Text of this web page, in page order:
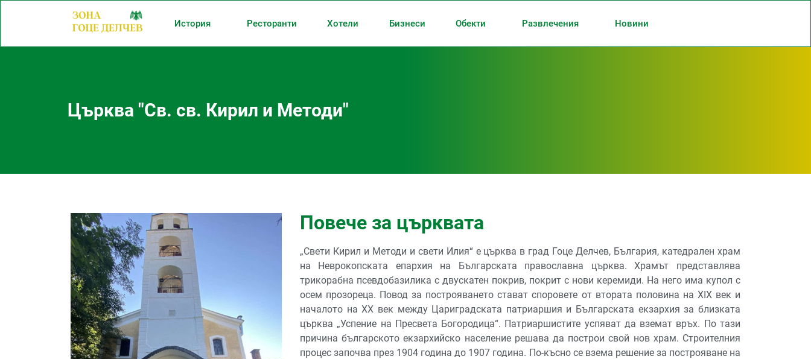
История Ресторанти Хотели Бизнеси Обекти Развлечения Новини
Църква "Св. св. Кирил и Методи"
Повече за църквата
„Свети Кирил и Методи и свети Илия“ е църква в град Гоце Делчев, България, катедрален храм
на Неврокопската епархия на Българската православна църква. Храмът представлява
трикорабна псевдобазилика с двускатен покрив, покрит с нови керемиди. На него има купол с
осем прозореца. Повод за построяването стават споровете от втората половина на XIX век и
началото на XX век между Цариградската патриаршия и Българската екзархия за близката
църква „Успение на Пресвета Богородица“. Патриаршистите успяват да вземат връх. По тази
причина българското екзархийско население решава да построи свой нов храм. Строителния
процес започва през 1904 година до 1907 година. По-късно се взема решение за построяване на